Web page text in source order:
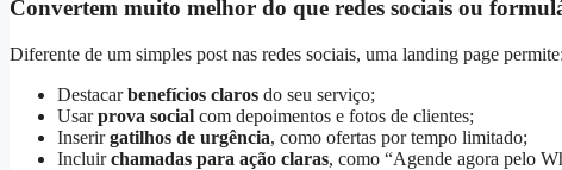
Convertem muito melhor do que redes sociais ou
Diferente de um simples post nas redes sociais, uma landing page permite:
Destacarbenefícios claros do seu serviço;
Usarprova social com depoimentos e fotos de clientes;
Inserirgatilhos de urgência, como ofertas por tempo limitado;
Incluirchamadas para ação claras, como “Agende agora pelo